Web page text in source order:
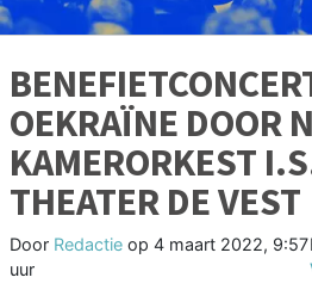
OEKRAÏNE DOOR
KAMERORKEST
THEATER DE VEST
Door Redactie op 4 maart 2022, 9:57
uur